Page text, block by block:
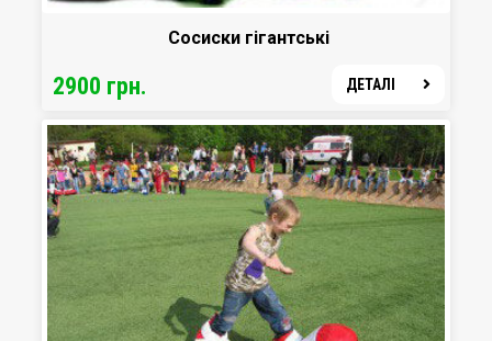
Сосиски гігантські
2900 грн. ДЕТАЛІ